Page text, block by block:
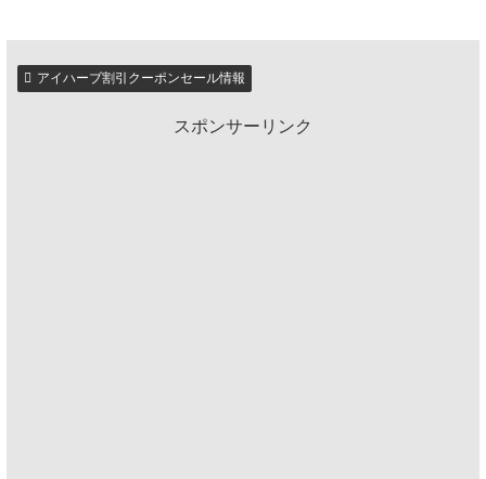
アイハーブ割引クーポンセール情報
スポンサーリンク